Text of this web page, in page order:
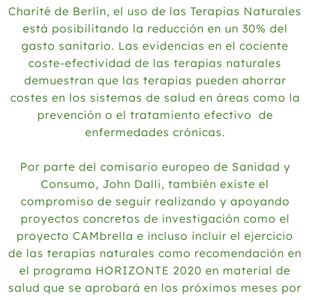
Charité de Berlín, el uso de las Terapias Naturales
está posibilitando la reducción en un 30% del
gasto sanitario. Las evidencias en el cociente
coste-efectividad de las terapias naturales
demuestran que las terapias pueden ahorrar
costes en los sistemas de salud en áreas como la
prevención o el tratamiento efectivo de
enfermedades crónicas.
Por parte del comisario europeo de Sanidad y
Consumo, John Dalli, también existe el
compromiso de seguir realizando y apoyando
proyectos concretos de investigación como el
proyecto CAMbrella e incluso incluir el ejercicio
de las terapias naturales como recomendación en
el programa HORIZONTE 2020 en material de
salud que se aprobará en los próximos meses por